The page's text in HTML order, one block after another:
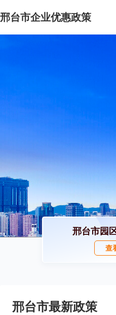
邢台市企业优惠政策
邢台市园
查
邢台市最新政策